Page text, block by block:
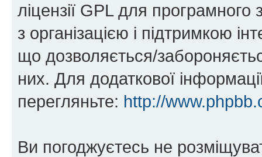
ліцензії GPL для
з організацією і підтримкою
що дозволяється/
них. Для додаткової
перегляньте: http://
Ви погоджуєтесь не